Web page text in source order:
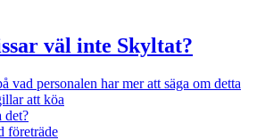
väl inte Skyltat?
vad personalen har mer att säga om detta
att köa
det?
företräde